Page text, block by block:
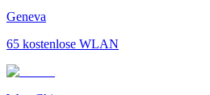
Geneva
65 kostenlose WLAN